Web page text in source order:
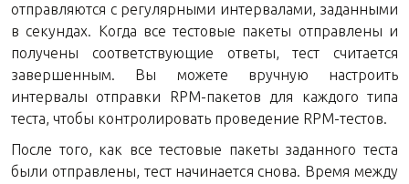
отправляются с регулярными интервалами, заданными
в секундах. Когда все тестовые пакеты отправлены и
получены соответствующие ответы, тест считается
завершенным. Вы можете вручную настроить
интервалы отправки RPM-пакетов для каждого типа
теста, чтобы контролировать проведение RPM-тестов.
После того, как все тестовые пакеты заданного теста
были отправлены, тест начинается снова. Время между